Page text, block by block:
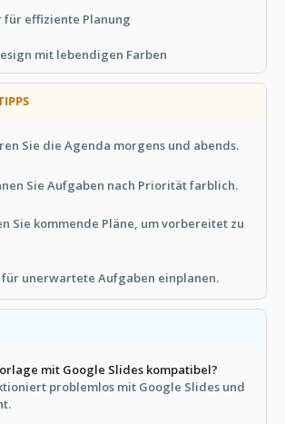
für effiziente Planung
mit lebendigen Farben
Sie die Agenda morgens und abends.
Sie Aufgaben nach Priorität farblich.
Sie kommende Pläne, um vorbereitet zu
unerwartete Aufgaben einplanen.
mit Google Slides kompatibel?
problemlos mit Google Slides und